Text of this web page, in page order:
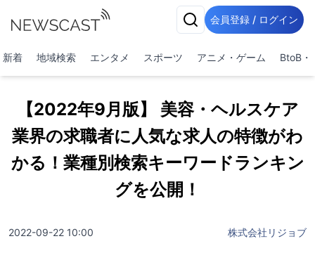
会員登録 / ログイン
新着 地域検索 エンタメ スポーツ アニメ・ゲーム BtoB・
【2022年9月版】 美容・ヘルスケア
業界の求職者に人気な求人の特徴がわ
かる！業種別検索キーワードランキン
グを公開！
2022-09-22 10:00 株式会社リジョブ